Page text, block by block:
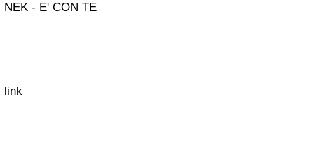
NEK - E' CON TE
link